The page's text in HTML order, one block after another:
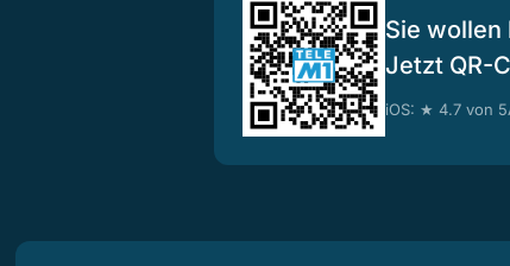
Sie wollen
Jetzt QR-
iOS: ★ 4.7 von 5